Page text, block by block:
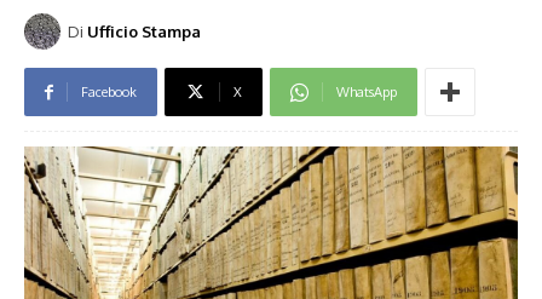
Di Ufficio Stampa
Facebook X WhatsApp